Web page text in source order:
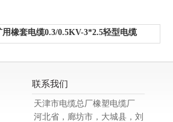
橡套电缆0.3/0.5KV-3*2.5轻型电缆
联系我们
天津市电缆总厂橡塑电缆厂
河北省，廊坊市，大城县，刘